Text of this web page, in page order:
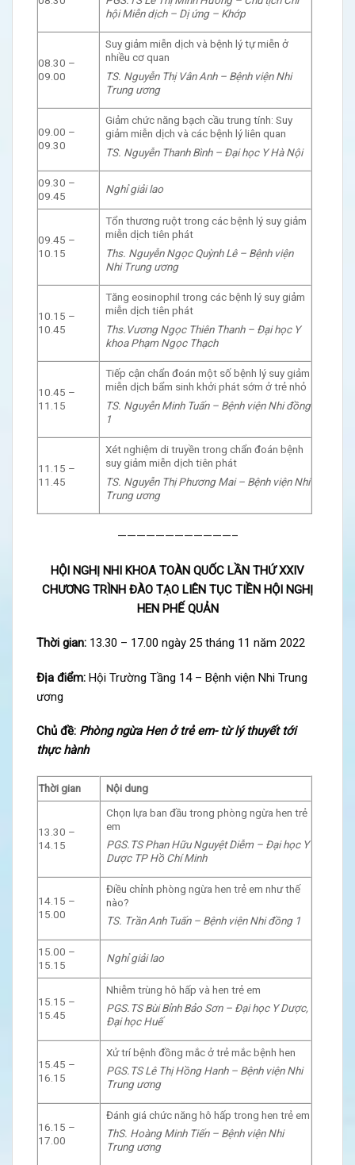
hội Miễn dịch – Dị ứng – Khớp
08.30 –
09.00
Suy giảm miễn dịch và bệnh lý tự miễn ở
nhiều cơ quan
TS. Nguyễn Thị Vân Anh – Bệnh viện Nhi
Trung ương
09.00 –
09.30
Giảm chức năng bạch cầu trung tính: Suy
giảm miễn dịch và các bệnh lý liên quan
TS. Nguyễn Thanh Bình – Đại học Y Hà Nội
09.30 –
09.45
Nghỉ giải lao
09.45 –
10.15
Tổn thương ruột trong các bệnh lý suy giảm
miễn dịch tiên phát
Ths. Nguyễn Ngọc Quỳnh Lê – Bệnh viện
Nhi Trung ương
10.15 –
10.45
Tăng eosinophil trong các bệnh lý suy giảm
miễn dịch tiên phát
Ths.Vương Ngọc Thiên Thanh – Đại học Y
khoa Phạm Ngọc Thạch
10.45 –
11.15
Tiếp cận chẩn đoán một số bệnh lý suy giảm
miễn dịch bẩm sinh khởi phát sớm ở trẻ nhỏ
TS. Nguyễn Minh Tuấn – Bệnh viện Nhi đồng
1
11.15 –
11.45
Xét nghiệm di truyền trong chẩn đoán bệnh
suy giảm miễn dịch tiên phát
TS. Nguyễn Thị Phương Mai – Bệnh viện Nhi
Trung ương
————————————–
HỘI NGHỊ NHI KHOA TOÀN QUỐC LẦN THỨ XXIV
CHƯƠNG TRÌNH ĐÀO TẠO LIÊN TỤC TIỀN HỘI NGHỊ
HEN PHẾ QUẢN
Thời gian: 13.30 – 17.00 ngày 25 tháng 11 năm 2022
Địa điểm: Hội Trường Tầng 14 – Bệnh viện Nhi Trung
ương
Chủ đề: Phòng ngừa Hen ở trẻ em- từ lý thuyết tới
thực hành
Thời gian Nội dung
13.30 –
14.15
Chọn lựa ban đầu trong phòng ngừa hen trẻ
em
PGS.TS Phan Hữu Nguyệt Diễm – Đại học Y
Dược TP Hồ Chí Minh
14.15 –
15.00
Điều chỉnh phòng ngừa hen trẻ em như thế
nào?
TS. Trần Anh Tuấn – Bệnh viện Nhi đồng 1
15.00 –
15.15
Nghỉ giải lao
15.15 –
15.45
Nhiễm trùng hô hấp và hen trẻ em
PGS.TS Bùi Bỉnh Bảo Sơn – Đại học Y Dược,
Đại học Huế
15.45 –
16.15
Xử trí bệnh đồng mắc ở trẻ mắc bệnh hen
PGS.TS Lê Thị Hồng Hanh – Bệnh viện Nhi
Trung ương
16.15 –
17.00
Đánh giá chức năng hô hấp trong hen trẻ em
ThS. Hoàng Minh Tiến – Bệnh viện Nhi
Trung ương